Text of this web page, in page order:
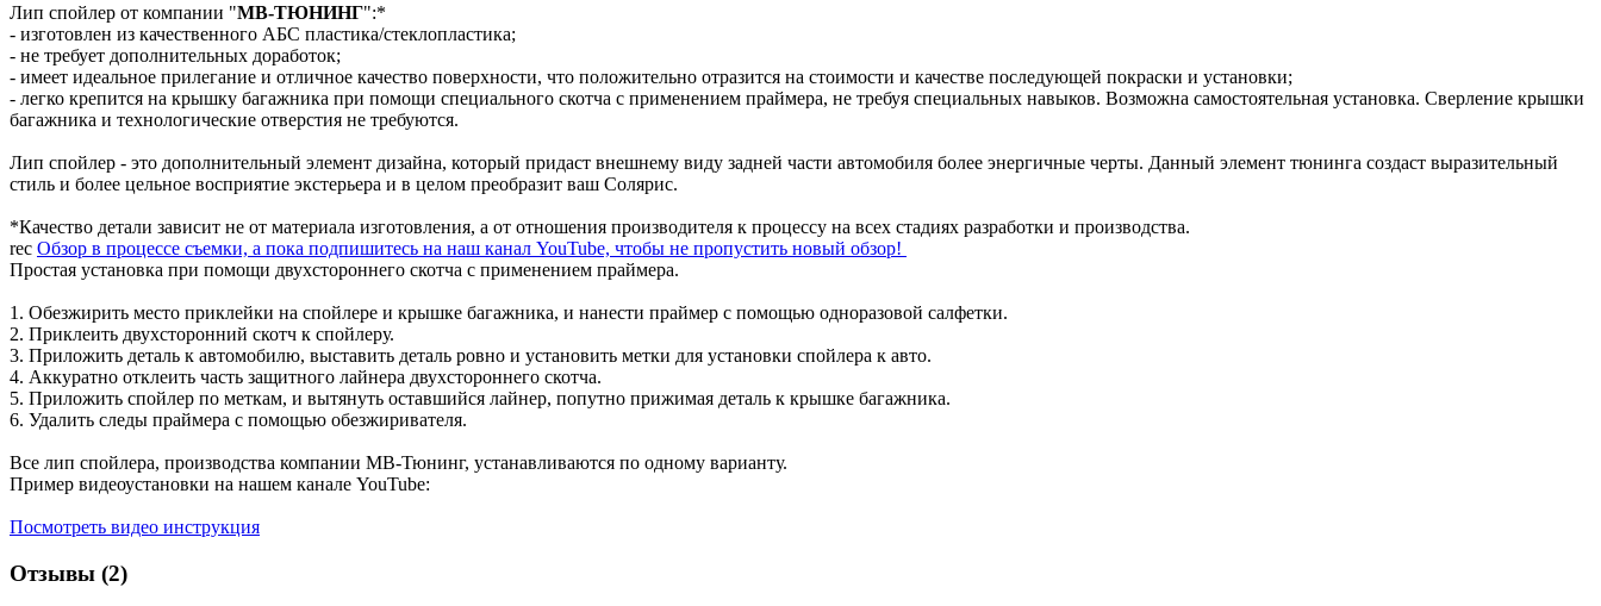
Лип спойлер от компании "МВ-ТЮНИНГ":*
- изготовлен из качественного АБС пластика/стеклопластика;
- не требует дополнительных доработок;
- имеет идеальное прилегание и отличное качество поверхности, что положительно отразится на стоимости и качестве последующей покраски и установки;
- легко крепится на крышку багажника при помощи специального скотча с применением праймера, не требуя специальных навыков. Возможна самостоятельная установка. Сверление крышки
багажника и технологические отверстия не требуются.
Лип спойлер - это дополнительный элемент дизайна, который придаст внешнему виду задней части автомобиля более энергичные черты. Данный элемент тюнинга создаст выразительный
стиль и более цельное восприятие экстерьера и в целом преобразит ваш Солярис.
*Качество детали зависит не от материала изготовления, а от отношения производителя к процессу на всех стадиях разработки и производства.
rec Обзор в процессе съемки, а пока подпишитесь на наш канал YouTube, чтобы не пропустить новый обзор!
Простая установка при помощи двухстороннего скотча с применением праймера.
1. Обезжирить место приклейки на спойлере и крышке багажника, и нанести праймер с помощью одноразовой салфетки.
2. Приклеить двухсторонний скотч к спойлеру.
3. Приложить деталь к автомобилю, выставить деталь ровно и установить метки для установки спойлера к авто.
4. Аккуратно отклеить часть защитного лайнера двухстороннего скотча.
5. Приложить спойлер по меткам, и вытянуть оставшийся лайнер, попутно прижимая деталь к крышке багажника.
6. Удалить следы праймера с помощью обезжиривателя.
Все лип спойлера, производства компании МВ-Тюнинг, устанавливаются по одному варианту.
Пример видеоустановки на нашем канале YouTube:
Посмотреть видео инструкция
Отзывы (2)